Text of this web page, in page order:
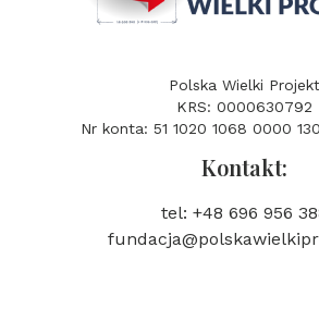
Polska Wielki Projekt
KRS: 0000630792
Nr konta: 51 1020 1068 0000
Kontakt:
tel: +48 696 956